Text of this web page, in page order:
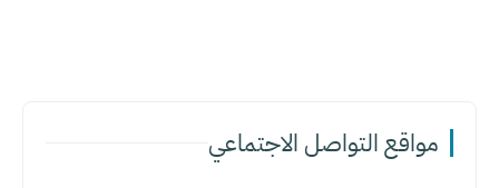
مواقع التواصل الاجتماعي